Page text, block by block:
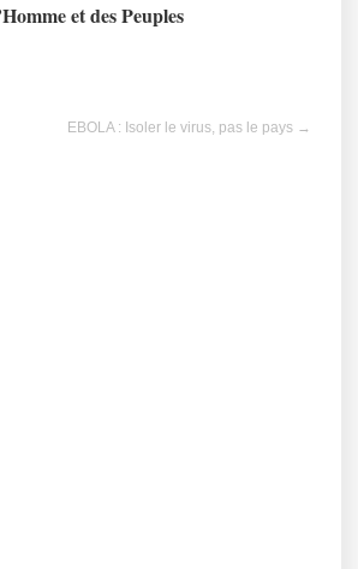
et des Peuples
EBOLA : Isoler le virus, pas le pays →